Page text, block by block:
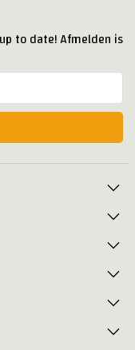
to date! Afmelden is